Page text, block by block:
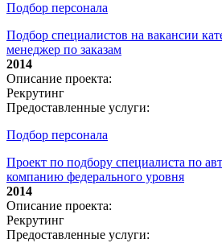
Подбор персонала
Подбор специалистов на вакансии
менеджер по заказам
2014
Описание проекта:
Рекрутинг
Предоставленные услуги:
Подбор персонала
Проект по подбору специалиста по
компанию федерального уровня
2014
Описание проекта:
Рекрутинг
Предоставленные услуги: